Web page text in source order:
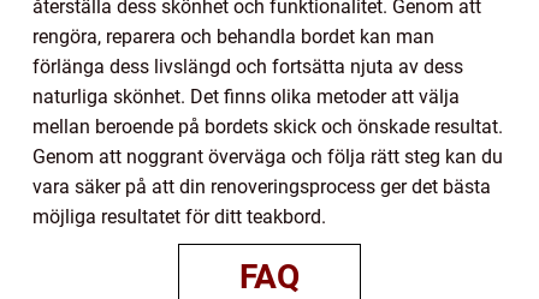
återställa dess skönhet och funktionalitet. Genom att
rengöra, reparera och behandla bordet kan man
förlänga dess livslängd och fortsätta njuta av dess
naturliga skönhet. Det finns olika metoder att välja
mellan beroende på bordets skick och önskade resultat.
Genom att noggrant överväga och följa rätt steg kan du
vara säker på att din renoveringsprocess ger det bästa
möjliga resultatet för ditt teakbord.
FAQ